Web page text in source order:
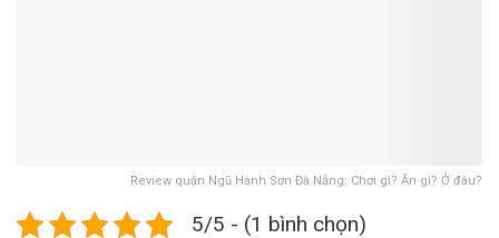
Review quận Ngũ Hành Sơn Đà Nẵng: Chơi gì? Ăn gì? Ở đâu?
5/5 - (1 bình chọn)